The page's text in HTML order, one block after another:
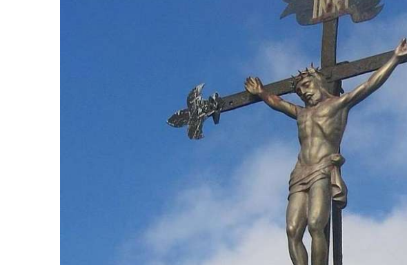
Kříž na návsi v Chouči
Boží muka na rozcestí východně od Chouče
Kříž u polní cesty severozápadně od Kozel